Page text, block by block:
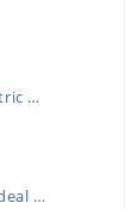
Fitmin horse Progastric 20kg
Fitmin horse Müsli Ideal 20kg